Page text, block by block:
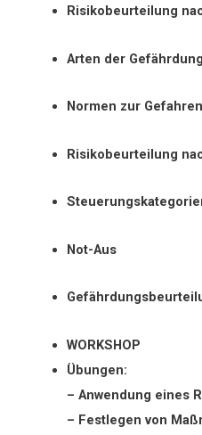
Risikobeurteilung
Arten der Gefährdung
Normen zur
Risikobeurteilung
Not-Aus
WORKSHOP
Übungen:
– Anwendung eines
– Festlegen von